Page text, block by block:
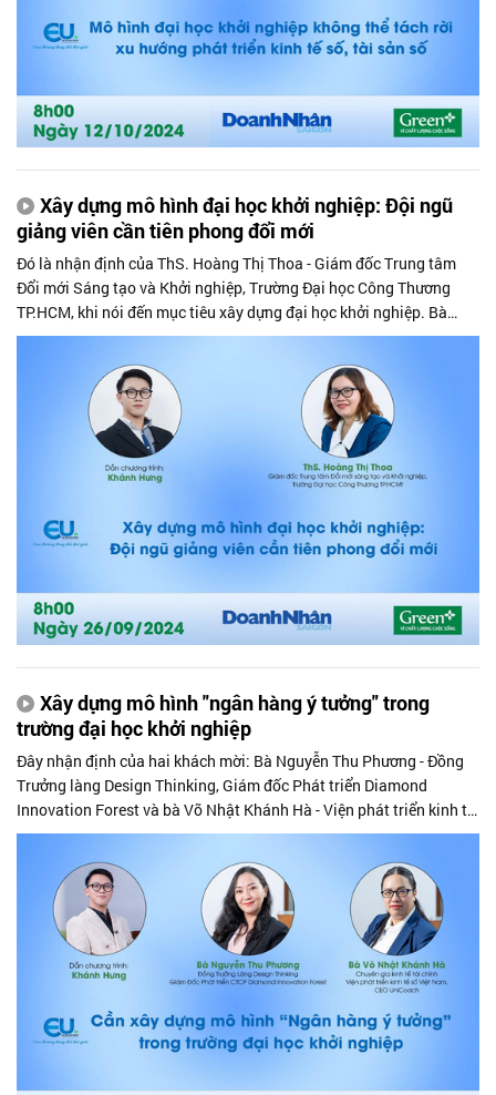
Xây dựng mô hình đại học khởi nghiệp: Đội ngũ
giảng viên cần tiên phong đổi mới
Đó là nhận định của ThS. Hoàng Thị Thoa - Giám đốc Trung tâm
Đổi mới Sáng tạo và Khởi nghiệp, Trường Đại học Công Thương
TP.HCM, khi nói đến mục tiêu xây dựng đại học khởi nghiệp. Bà
Thoa cũng đề xuất một số cơ chế, chính sách, nhằm tạo điều kiện
thuận lợi cho thầy cô trong quá trình tiếp nhận thêm một "nhiệm
vụ" mới: Thúc đẩy hoạt động khởi nghiệp, đổi mới sáng tạo trong
trường đại học.
Xây dựng mô hình "ngân hàng ý tưởng" trong
trường đại học khởi nghiệp
Đây nhận định của hai khách mời: Bà Nguyễn Thu Phương - Đồng
Trưởng làng Design Thinking, Giám đốc Phát triển Diamond
Innovation Forest và bà Võ Nhật Khánh Hà - Viện phát triển kinh tế
số Việt Nam, CEO UniCoach. Hai khách mời cũng chia sẻ những lợi
ích thiết thực khi mô hình này được áp dụng và triển khai rộng rãi,
đặc biệt là sẽ giúp tăng tỉ lệ thương mại hoá thành công các ý
tưởng của sinh viên.